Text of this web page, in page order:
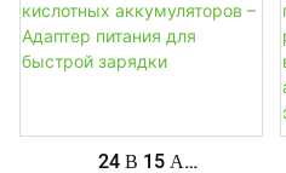
24 В 15 А